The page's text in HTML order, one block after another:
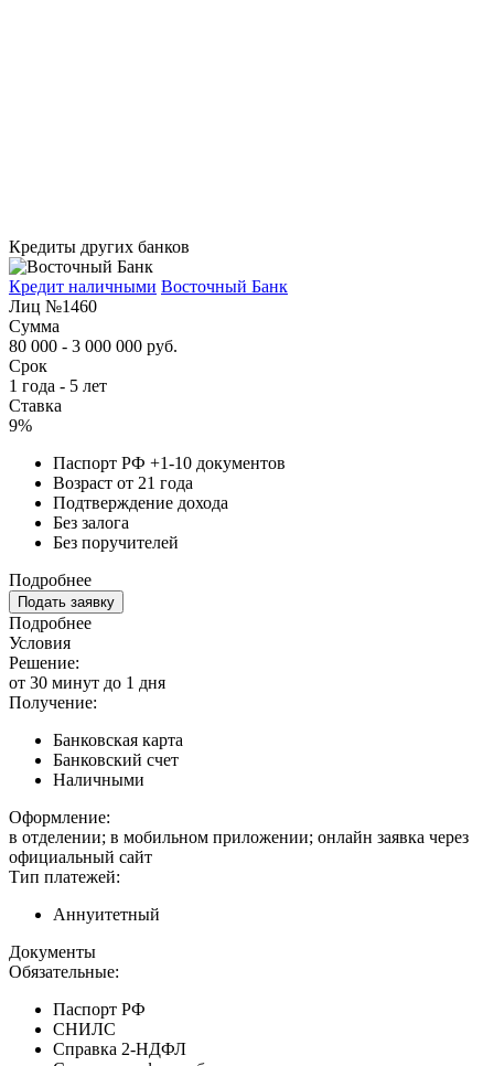
Кредиты других банков
Кредит наличными Восточный Банк
Лиц №1460
Сумма
80 000 - 3 000 000 руб.
Срок
1 года - 5 лет
Ставка
9%
Паспорт РФ +1-10 документов
Возраст от 21 года
Подтверждение дохода
Без залога
Без поручителей
Подробнее
Подать заявку
Подробнее
Условия
Решение:
от 30 минут до 1 дня
Получение:
Банковская карта
Банковский счет
Наличными
Оформление:
в отделении; в мобильном приложении; онлайн заявка через
официальный сайт
Тип платежей:
Аннуитетный
Документы
Обязательные:
Паспорт РФ
СНИЛС
Справка 2-НДФЛ